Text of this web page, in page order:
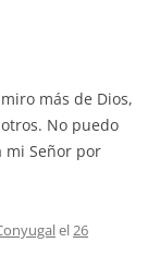
más de Dios,
No puedo
mi Señor por
el26